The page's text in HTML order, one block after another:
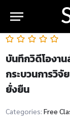
บันทึกวิดีโองา
กระบวนการวิ
ยั่งยืน
Categories: Free